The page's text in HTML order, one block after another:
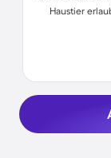
Haustier